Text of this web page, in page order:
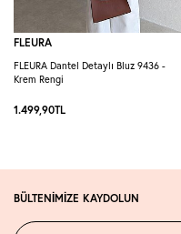
FLEURA
FLEURA Dantel Detaylı Bluz 9436 -
Krem Rengi
1.499,90TL
BÜLTENİMİZE KAYDOLUN